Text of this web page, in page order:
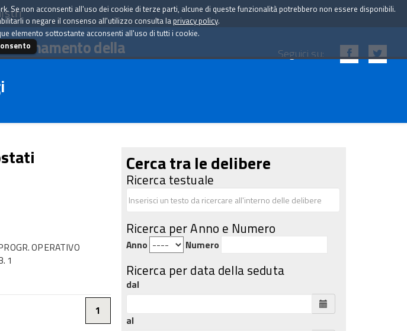
della Seguici su:
OPERATIVO
1
1
Cerca tra le delibere
Ricerca testuale
Ricerca per Anno e Numero
Anno Numero
Ricerca per data della seduta
dal
al
non acconsenti all'uso dei cookie di terze parti, alcune di queste funzionalità potrebbero non essere disponibili.
o negare il consenso all'utilizzo consulta la privacy policy.
elemento sottostante acconsenti all'uso di tutti i cookie.